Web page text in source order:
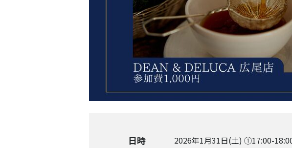
日時 2026年1月31日(土) ①17:00-